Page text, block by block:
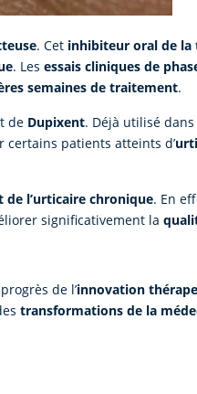
. Cet inhibiteur oral de la
. Les essais cliniques de
semaines de traitement.
de Dupixent. Déjà utilisé
certains patients atteints d’
l’urticaire chronique. En
significativement la
de l’innovation
transformations de la